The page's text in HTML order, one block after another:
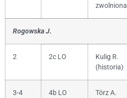
zwolniona
Rogowska J.
2 2c LO
Kulig R.
(historia)
3-4 4b LO Tórz A.